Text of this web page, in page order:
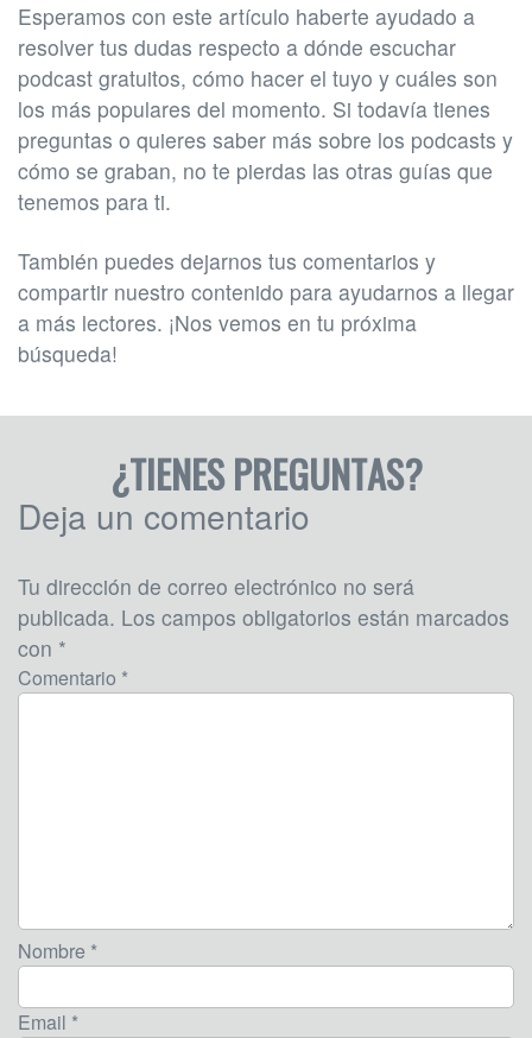
Esperamos con este artículo haberte ayudado a
resolver tus dudas respecto a dónde escuchar
podcast gratuitos, cómo hacer el tuyo y cuáles son
los más populares del momento. Si todavía tienes
preguntas o quieres saber más sobre los podcasts y
cómo se graban, no te pierdas las otras guías que
tenemos para ti.
También puedes dejarnos tus comentarios y
compartir nuestro contenido para ayudarnos a llegar
a más lectores. ¡Nos vemos en tu próxima
búsqueda!
¿TIENES PREGUNTAS?
Deja un comentario
Tu dirección de correo electrónico no será
publicada. Los campos obligatorios están marcados
con *
Comentario *
Nombre *
Email *